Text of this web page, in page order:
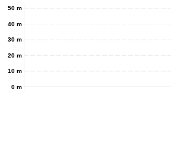
0 m
10 m
20 m
30 m
40 m
50 m